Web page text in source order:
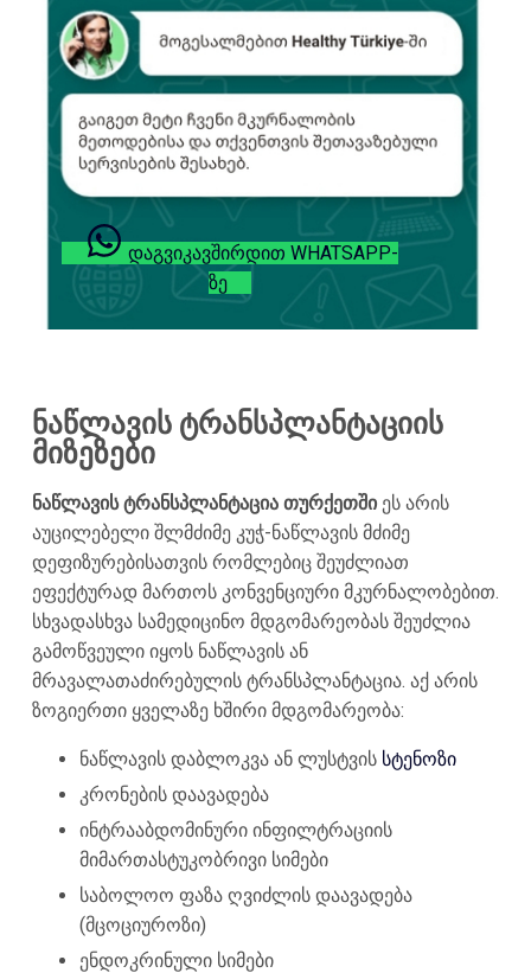
ᲓᲐᲒᲕᲘᲙᲐᲕᲨᲘᲠᲓᲘᲗ WHATSAPP-
ᲖᲔ
ნაწლავის ტრანსპლანტაციის
მიზეზები
ნაწლავის ტრანსპლანტაცია თურქეთშიეს არის
აუცილებელი შლმძიმე კუჭ-ნაწლავის მძიმე
დეფიზურებისათვის რომლებიც შეუძლიათ
ეფექტურად მართოს კონვენციური მკურნალობებით.
სხვადასხვა სამედიცინო მდგომარეობას შეუძლია
გამოწვეული იყოს ნაწლავის ან
მრავალათაძირებულის ტრანსპლანტაცია. აქ არის
ზოგიერთი ყველაზე ხშირი მდგომარეობა:
ნაწლავის დაბლოკვა ან ლუსტვის სტენოზი
კრონების დაავადება
ინტრააბდომინური ინფილტრაციის
მიმართასტუკობრივი სიმები
საბოლოო ფაზა ღვიძლის დაავადება
(მცოციუროზი)
ენდოკრინული სიმები